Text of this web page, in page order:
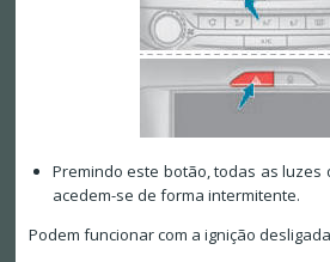
Premindo este botão, todas as luzes
acedem-se de forma intermitente.
Podem funcionar com a ignição